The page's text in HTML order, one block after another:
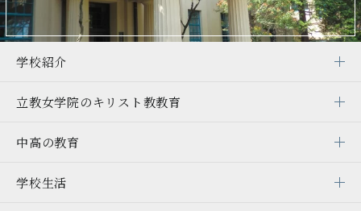
学校紹介
立教女学院のキリスト教教育
中高の教育
学校生活